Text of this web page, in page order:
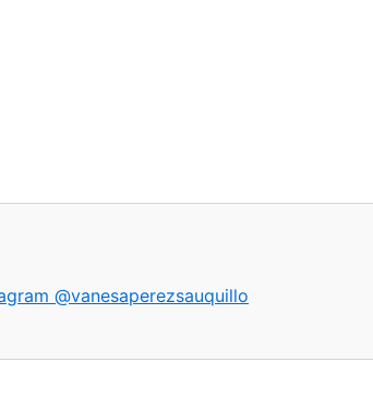
@vanesaperezsauquillo